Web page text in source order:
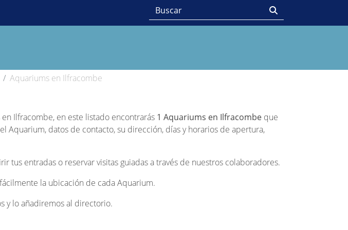
Aquariums en Ilfracombe
Ilfracombe, en este listado encontrarás 1 Aquariums en Ilfracombe que
datos de contacto, su dirección, días y horarios de apertura,
entradas o reservar visitas guiadas a través de nuestros colaboradores.
la ubicación de cada Aquarium.
y lo añadiremos al directorio.